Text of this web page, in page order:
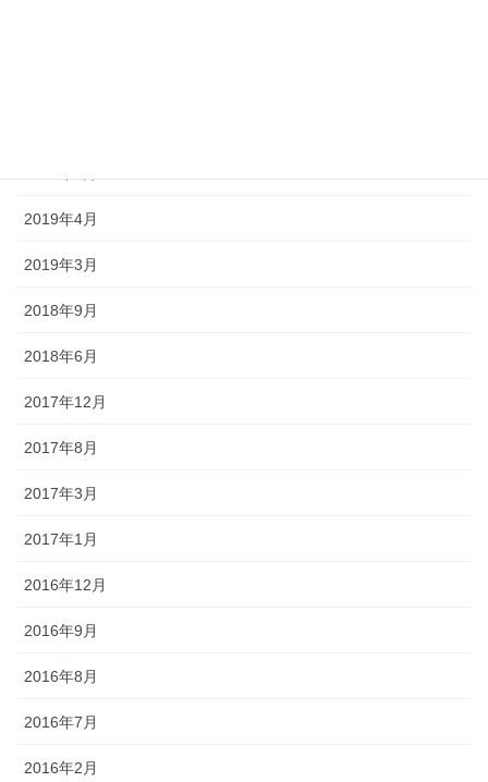
2019年4月
2019年3月
2018年9月
2018年6月
2017年12月
2017年8月
2017年3月
2017年1月
2016年12月
2016年9月
2016年8月
2016年7月
2016年2月